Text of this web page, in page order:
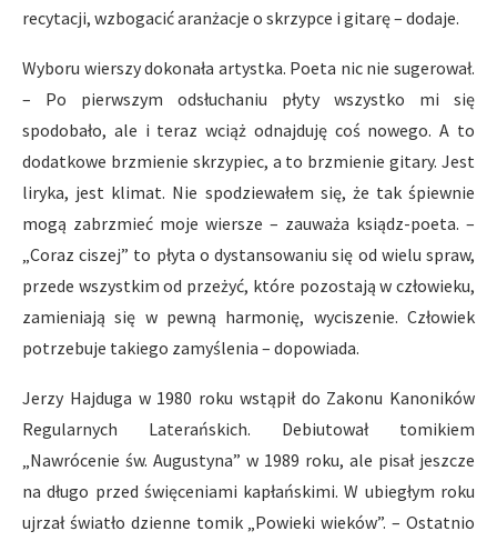
recytacji, wzbogacić aranżacje o skrzypce i gitarę – dodaje.
Wyboru wierszy dokonała artystka. Poeta nic nie sugerował.
– Po pierwszym odsłuchaniu płyty wszystko mi się
spodobało, ale i teraz wciąż odnajduję coś nowego. A to
dodatkowe brzmienie skrzypiec, a to brzmienie gitary. Jest
liryka, jest klimat. Nie spodziewałem się, że tak śpiewnie
mogą zabrzmieć moje wiersze – zauważa ksiądz-poeta. –
„Coraz ciszej” to płyta o dystansowaniu się od wielu spraw,
przede wszystkim od przeżyć, które pozostają w człowieku,
zamieniają się w pewną harmonię, wyciszenie. Człowiek
potrzebuje takiego zamyślenia – dopowiada.
Jerzy Hajduga w 1980 roku wstąpił do Zakonu Kanoników
Regularnych Laterańskich. Debiutował tomikiem
„Nawrócenie św. Augustyna” w 1989 roku, ale pisał jeszcze
na długo przed święceniami kapłańskimi. W ubiegłym roku
ujrzał światło dzienne tomik „Powieki wieków”. – Ostatnio